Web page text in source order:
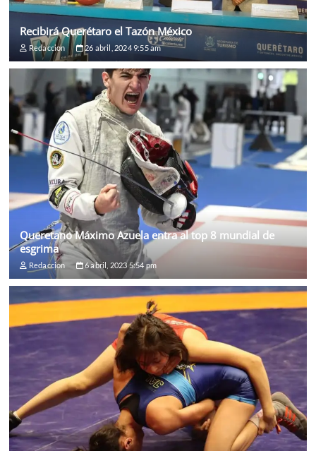
Recibirá Querétaro el Tazón México
Redaccion 26 abril, 2024 9:55 am
Queretano Máximo Azuela entra al top 8 mundial de
esgrima
Redaccion 6 abril, 2023 5:54 pm